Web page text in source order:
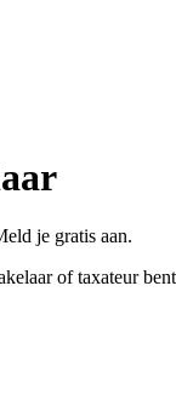
je gratis aan.
of taxateur